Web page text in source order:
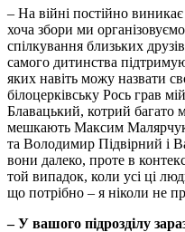
– На війні постійно
хоча збори ми
спілкування близьких
самого дитинства
яких навіть можу назвати
білоцерківську Рось грав
Блавацький, котрий багато
мешкають Максим
та Володимир Підвірний і
вони далеко, проте в
той випадок, коли усі ці
що потрібно – я ніколи не
– У вашого підрозділу